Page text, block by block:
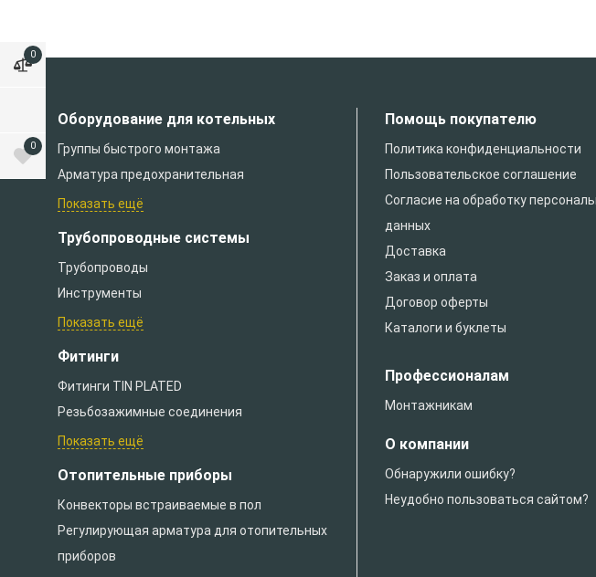
0
0
Оборудование для котельных
Группы быстрого монтажа
Арматура предохранительная
Показать ещё
Трубопроводные системы
Трубопроводы
Инструменты
Показать ещё
Фитинги
Фитинги TIN PLATED
Резьбозажимные соединения
Показать ещё
Отопительные приборы
Конвекторы встраиваемые в пол
Регулирующая арматура для отопительных
приборов
Помощь покупателю
Политика конфиденциальности
Пользовательское соглашение
Согласие на обработку
данных
Доставка
Заказ и оплата
Договор оферты
Каталоги и буклеты
Профессионалам
Монтажникам
О компании
Обнаружили ошибку?
Неудобно пользоваться сайтом?